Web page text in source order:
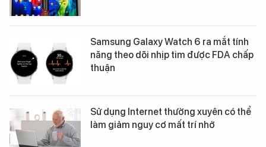
Samsung Galaxy Watch 6 ra mắt tính
năng theo dõi nhịp tim được FDA chấp
thuận
Sử dụng Internet thường xuyên có thể
làm giảm nguy cơ mất trí nhớ